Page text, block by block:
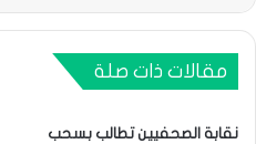
مقالات ذات صلة
نقابة الصحفيين تطالب بسحب